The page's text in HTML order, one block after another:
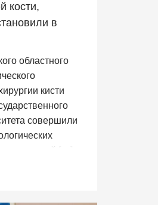
кости,
в
областного
кисти
совершили